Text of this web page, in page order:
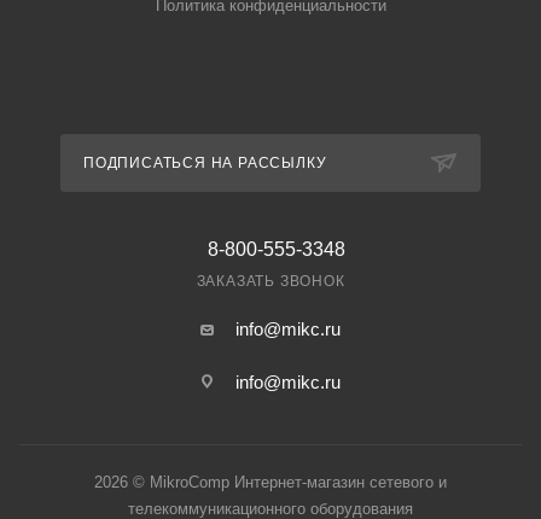
Политика конфиденциальности
ПОДПИСАТЬСЯ НА РАССЫЛКУ
8-800-555-3348
ЗАКАЗАТЬ ЗВОНОК
info@mikc.ru
info@mikc.ru
2026 © MikroComp Интернет-магазин сетевого и
телекоммуникационного оборудования